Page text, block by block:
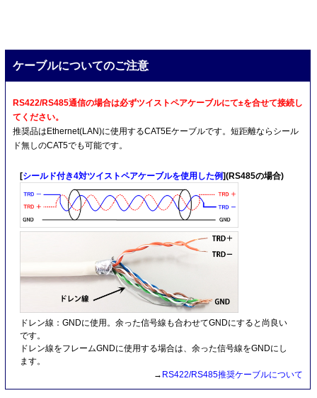
ケーブルについてのご注意
RS422/RS485通信の場合は必ずツイストペアケーブルにて±を合せて接続し
てください。
推奨品はEthernet(LAN)に使用するCAT5Eケーブルです。短距離ならシール
ド無しのCAT5でも可能です。
[シールド付き4対ツイストペアケーブルを使用した例](RS485の場合)
ドレン線：GNDに使用。余った信号線も合わせてGNDにすると尚良い
です。
ドレン線をフレームGNDに使用する場合は、余った信号線をGNDにし
ます。
→ RS422/RS485推奨ケーブルについて